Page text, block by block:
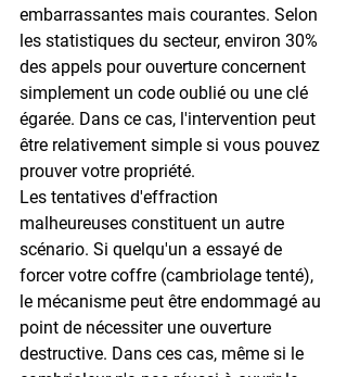
embarrassantes mais courantes. Selon
les statistiques du secteur, environ 30%
des appels pour ouverture concernent
simplement un code oublié ou une clé
égarée. Dans ce cas, l'intervention peut
être relativement simple si vous pouvez
prouver votre propriété.
Les tentatives d'effraction
malheureuses constituent un autre
scénario. Si quelqu'un a essayé de
forcer votre coffre (cambriolage tenté),
le mécanisme peut être endommagé au
point de nécessiter une ouverture
destructive. Dans ces cas, même si le